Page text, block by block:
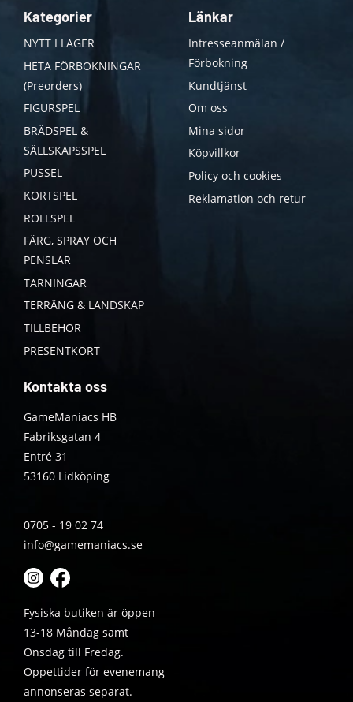
Kategorier
NYTT I LAGER
HETA FÖRBOKNINGAR
(Preorders)
FIGURSPEL
BRÄDSPEL &
SÄLLSKAPSSPEL
PUSSEL
KORTSPEL
ROLLSPEL
FÄRG, SPRAY OCH
PENSLAR
TÄRNINGAR
TERRÄNG & LANDSKAP
TILLBEHÖR
PRESENTKORT
Länkar
Intresseanmälan /
Förbokning
Kundtjänst
Om oss
Mina sidor
Köpvillkor
Policy och cookies
Reklamation och retur
Kontakta oss
GameManiacs HB
Fabriksgatan 4
Entré 31
53160 Lidköping
0705 - 19 02 74
info@gamemaniacs.se
Fysiska butiken är öppen
13-18 Måndag samt
Onsdag till Fredag.
Öppettider för evenemang
annonseras separat.